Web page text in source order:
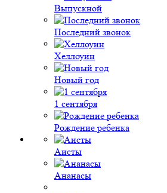
Выпускной
Последний звонок
Хеллоуин
Новый год
1 сентября
Рождение ребенка
Аисты
Ананасы